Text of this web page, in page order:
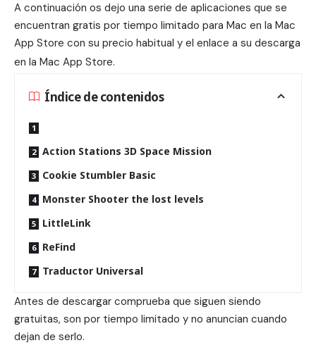
A continuación os dejo una serie de aplicaciones que se
encuentran gratis por tiempo limitado para Mac en la Mac
App Store con su precio habitual y el enlace a su descarga
en la Mac App Store.
Índice de contenidos
Action Stations 3D Space Mission
Cookie Stumbler Basic
Monster Shooter the lost levels
LittleLink
ReFind
Traductor Universal
Antes de descargar comprueba que siguen siendo
gratuitas, son por tiempo limitado y no anuncian cuando
dejan de serlo.